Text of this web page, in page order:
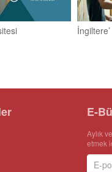
E-
Aylık
etmek